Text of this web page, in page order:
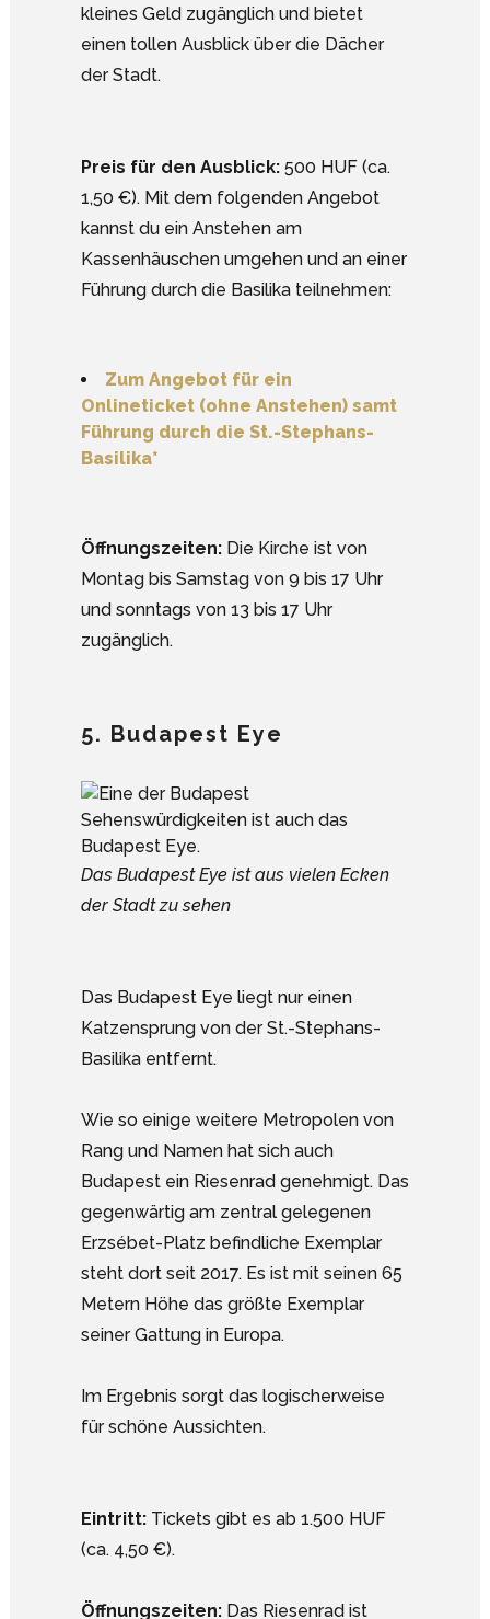
kleines Geld zugänglich und bietet
einen tollen Ausblick über die Dächer
der Stadt.
Preis für den Ausblick: 500 HUF (ca.
1,50 €). Mit dem folgenden Angebot
kannst du ein Anstehen am
Kassenhäuschen umgehen und an einer
Führung durch die Basilika teilnehmen:
Zum Angebot für ein
Onlineticket (ohne Anstehen) samt
Führung durch die St.-Stephans-
Basilika*
Öffnungszeiten: Die Kirche ist von
Montag bis Samstag von 9 bis 17 Uhr
und sonntags von 13 bis 17 Uhr
zugänglich.
5. Budapest Eye
Das Budapest Eye ist aus vielen Ecken
der Stadt zu sehen
Das Budapest Eye liegt nur einen
Katzensprung von der St.-Stephans-
Basilika entfernt.
Wie so einige weitere Metropolen von
Rang und Namen hat sich auch
Budapest ein Riesenrad genehmigt. Das
gegenwärtig am zentral gelegenen
Erzsébet-Platz befindliche Exemplar
steht dort seit 2017. Es ist mit seinen 65
Metern Höhe das größte Exemplar
seiner Gattung in Europa.
Im Ergebnis sorgt das logischerweise
für schöne Aussichten.
Eintritt: Tickets gibt es ab 1.500 HUF
(ca. 4,50 €).
Öffnungszeiten: Das Riesenrad ist